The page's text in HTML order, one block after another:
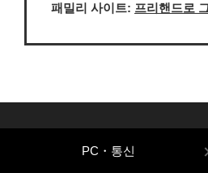
패밀리 사이트: 프리핸드로
PC・통신